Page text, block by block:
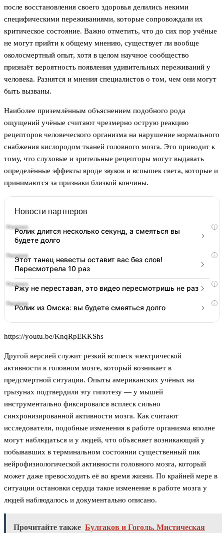
после восстановления своего здоровья делились некими
специфическими переживаниями, которые сопровождали их
критическое состояние. Важно отметить, что до сих пор учёные
не могут прийти к общему мнению, существует ли вообще
околосмертный опыт, хотя в целом научное сообщество
признаёт вероятность появления удивительных переживаний у
человека. Разнятся и мнения специалистов о том, чем они могут
быть вызваны.
Наиболее приземлённым объяснением подобного рода
ощущений учёные считают чрезмерно острую реакцию
рецепторов человеческого организма на нарушение нормального
снабжения кислородом тканей головного мозга. Это приводит к
тому, что слуховые и зрительные рецепторы могут выдавать
определённые эффекты вроде звуков и вспышек света, которые и
принимаются за признаки близкой кончины.
Новости партнеров
i
Ролик длится несколько секунд, а смеяться вы
будете долго
i
Этот танец невесты оставит вас без слов!
Пересмотрела 10 раз
i
Ржу не переставая, это видео пересмотришь не раз
i
Ролик из Омска: вы будете смеяться долго
https://youtu.be/KnqRpEKKShs
Другой версией служит резкий всплеск электрической
активности в головном мозге, который возникает в
предсмертной ситуации. Опыты американских учёных на
грызунах подтвердили эту гипотезу — у мышей
инструментально фиксировался всплеск сильно
синхронизированной активности мозга. Как считают
исследователи, подобные изменения в работе организма вполне
могут наблюдаться и у людей, что объясняет возникающий у
побывавших в терминальном состоянии существенный пик
нейрофизиологической активности головного мозга, который
может даже превосходить её во время жизни. По крайней мере в
ситуации остановки сердца такое изменение в работе мозга у
людей наблюдалось и документально описано.
Прочитайте также Булгаков и Гоголь. Мистическая